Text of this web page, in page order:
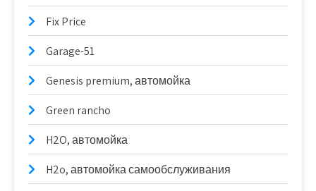
Fix Price
Garage-51
Genesis premium, автомойка
Green rancho
H2O, автомойка
H2o, автомойка самообслуживания